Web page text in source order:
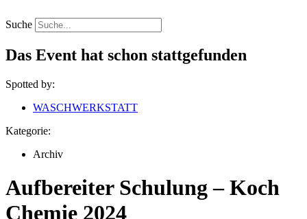
Inhalt
springen
Suche
Das Event hat schon stattgefunden
Spotted by:
WASCHWERKSTATT
Kategorie:
Archiv
Aufbereiter Schulung – Koch
Chemie 2024